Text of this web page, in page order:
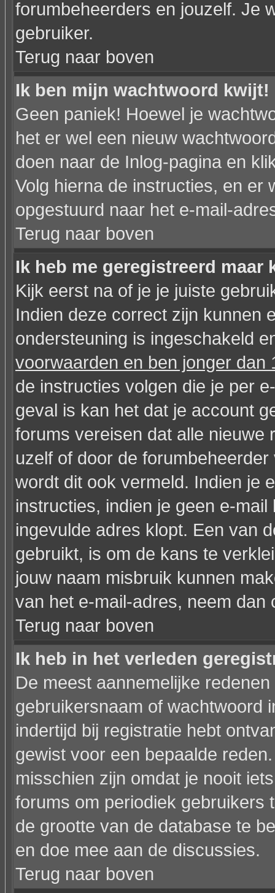
forumbeheerders en jouzelf. Je
gebruiker.
Terug naar boven
Ik ben mijn wachtwoord kwijt!
Geen paniek! Hoewel je
het er wel een nieuw
doen naar de Inlog-pagina en
Volg hierna de instructies, en er
opgestuurd naar het e-mail-
Terug naar boven
Ik heb me geregistreerd maar
Kijk eerst na of je je juiste
Indien deze correct zijn kunnen
ondersteuning is ingeschakeld
voorwaarden en ben jonger dan
de instructies volgen die je per
geval is kan het dat je account
forums vereisen dat alle nieuwe
uzelf of door de
wordt dit ook vermeld. Indien je
instructies, indien je geen e-
ingevulde adres klopt. Een van
gebruikt, is om de kans te
jouw naam misbruik kunnen
van het e-mail-adres, neem dan
Terug naar boven
Ik heb in het verleden
De meest aannemelijke
gebruikersnaam of wachtwoord
indertijd bij registratie hebt
gewist voor een bepaalde
misschien zijn omdat je nooit
forums om periodiek gebruikers
de grootte van de database te
en doe mee aan de discussies.
Terug naar boven